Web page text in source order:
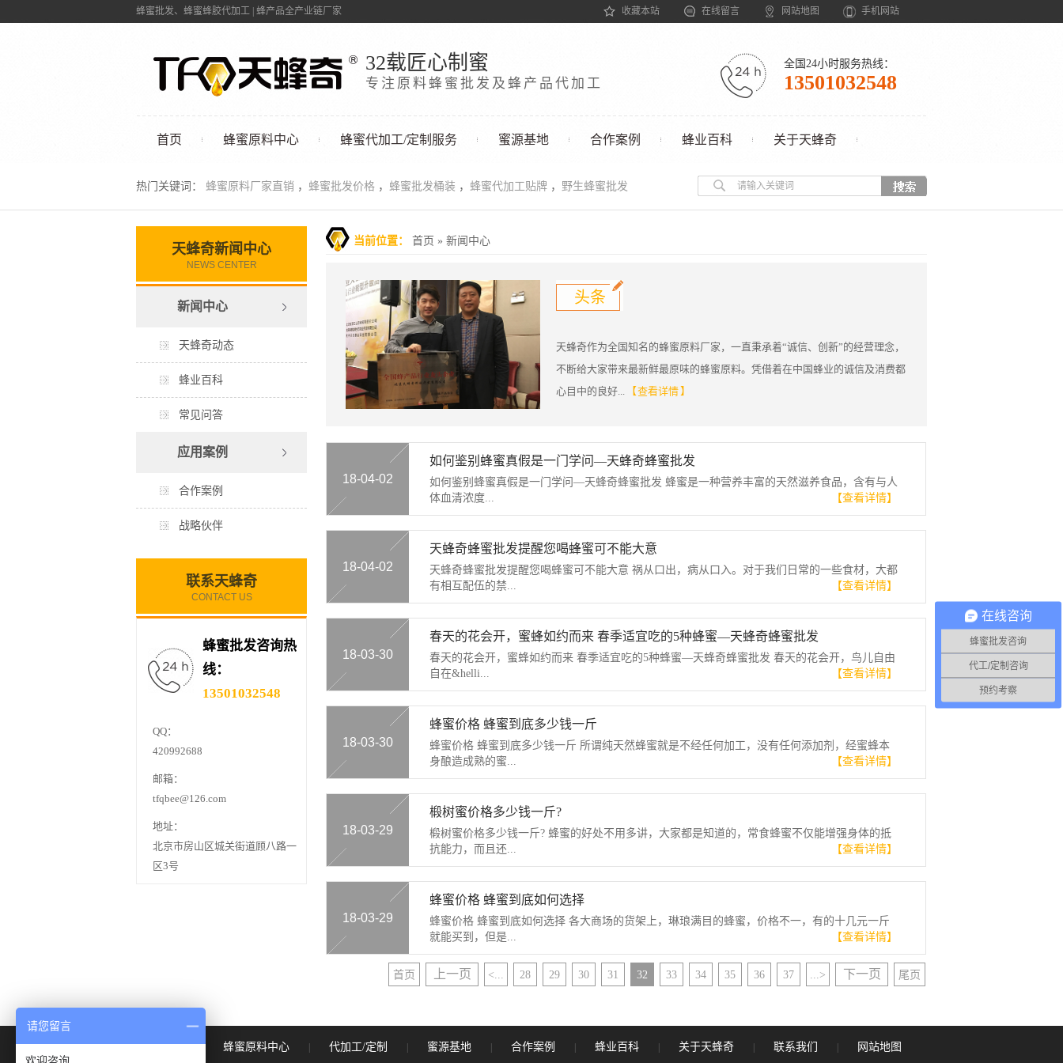
收藏本站 在线留言 网站地图 手机网站
蜂蜜批发、蜂蜜蜂胶代加工 | 蜂产品全产业链厂家
32载匠心制蜜
专注原料蜂蜜批发及蜂产品代加工
全国24小时服务热线：
13501032548
首页 蜂蜜原料中心 蜂蜜代加工/定制服务 蜜源基地 合作案例 蜂业百科 关于天蜂奇
联系我们
热门关键词： 蜂蜜原料厂家直销 ， 蜂蜜批发价格 ， 蜂蜜批发桶装 ， 蜂蜜代加工贴牌 ， 野生蜂蜜批发
当前位置： 首页 » 新闻中心
头条
天蜂奇作为全国知名的蜂蜜原料厂家，一直秉承着“诚信、创新”的经营理念，
不断给大家带来最新鲜最原味的蜂蜜原料。凭借着在中国蜂业的诚信及消费都
心目中的良好...
【 查看详情 】
18-04-02
如何鉴别蜂蜜真假是一门学问—天蜂奇蜂蜜批发
如何鉴别蜂蜜真假是一门学问—天蜂奇蜂蜜批发 蜂蜜是一种营养丰富的天然滋养食品，含有与人
体血清浓度...
【查看详情】
18-04-02
天蜂奇蜂蜜批发提醒您喝蜂蜜可不能大意
天蜂奇蜂蜜批发提醒您喝蜂蜜可不能大意 祸从口出，病从口入。对于我们日常的一些食材，大都
有相互配伍的禁...
【查看详情】
18-03-30
春天的花会开，蜜蜂如约而来 春季适宜吃的5种蜂蜜—天蜂奇蜂蜜批发
春天的花会开，蜜蜂如约而来 春季适宜吃的5种蜂蜜—天蜂奇蜂蜜批发 春天的花会开，鸟儿自由
自在&helli...
【查看详情】
18-03-30
蜂蜜价格 蜂蜜到底多少钱一斤
蜂蜜价格 蜂蜜到底多少钱一斤 所谓纯天然蜂蜜就是不经任何加工，没有任何添加剂，经蜜蜂本
身酿造成熟的蜜...
【查看详情】
18-03-29
椴树蜜价格多少钱一斤?
椴树蜜价格多少钱一斤? 蜂蜜的好处不用多讲，大家都是知道的，常食蜂蜜不仅能增强身体的抵
抗能力，而且还...
【查看详情】
18-03-29
蜂蜜价格 蜂蜜到底如何选择
蜂蜜价格 蜂蜜到底如何选择 各大商场的货架上，琳琅满目的蜂蜜，价格不一，有的十几元一斤
就能买到，但是...
【查看详情】
首页 上一页 <... 28 29 30 31 32 33 34 35 36 37 ...> 下一页 尾页
天蜂奇新闻中心
NEWS CENTER
新闻中心
天蜂奇动态
蜂业百科
常见问答
应用案例
合作案例
战略伙伴
联系天蜂奇
CONTACT US
蜂蜜批发咨询热
线：
13501032548
QQ：
420992688
邮箱：
tfqbee@126.com
地址：
北京市房山区城关街道顾八路一
区3号
首页 | 蜂蜜原料中心 代加工/定制 蜜源基地 合作案例 蜂业百科 关于天蜂奇 联系我们 网站地图
在线咨询
蜂蜜批发咨询
代工/定制咨询
预约考察
请您留言